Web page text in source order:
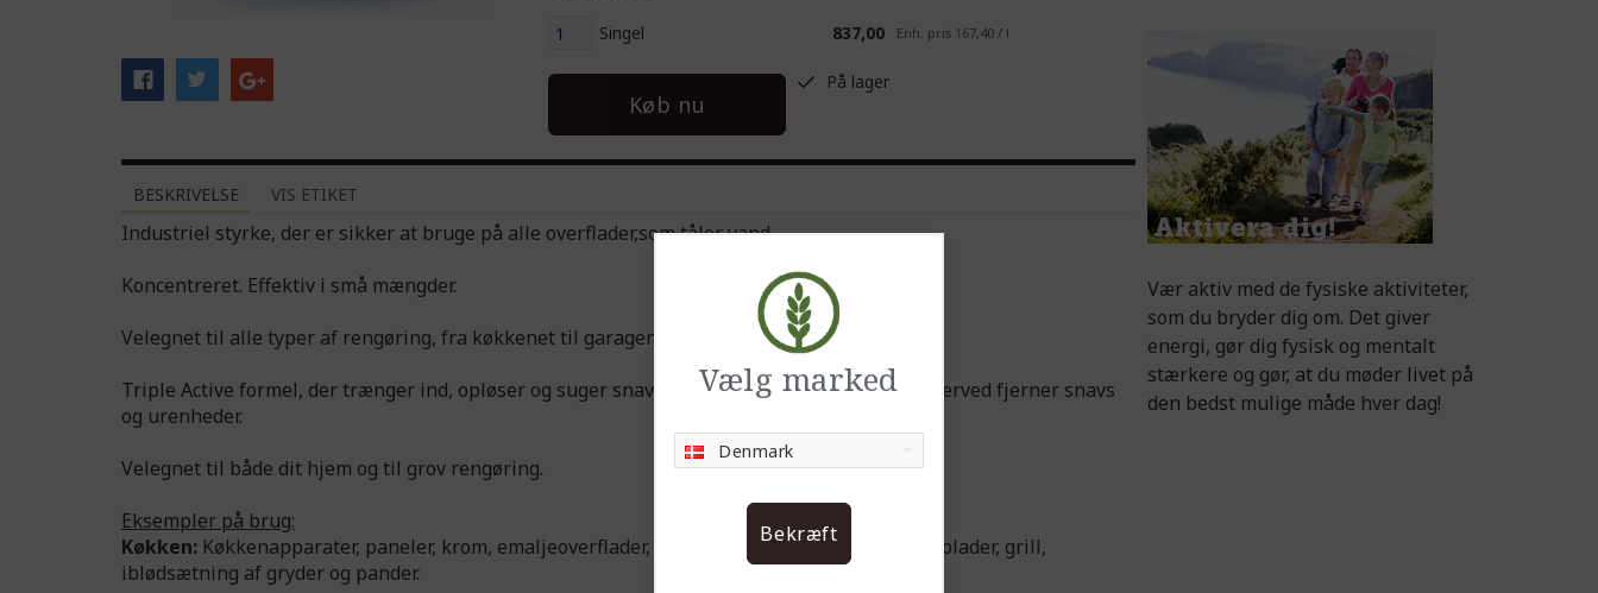
Vælg marked
Denmark
Bekræft
Singel 837,00 Enh. pris 167,40 / l
Køb nu
På lager
BESKRIVELSE VIS ETIKET
Industriel styrke, der er sikker at bruge på alle overflader,som tåler vand.
Koncentreret. Effektiv i små mængder.
Velegnet til alle typer af rengøring, fra køkkenet til garagen.
Triple Active formel, der trænger ind, opløser og suger snavset op i rengøringsmidlet, som derved fjerner snavs
og urenheder.
Velegnet til både dit hjem og til grov rengøring.
Eksempler på brug:
Køkken: Køkkenapparater, paneler, krom, emaljeoverflader, bordplader, vindueskarme, kogeplader, grill,
iblødsætning af gryder og pander.
Vær aktiv med de fysiske aktiviteter,
som du bryder dig om. Det giver
energi, gør dig fysisk og mentalt
stærkere og gør, at du møder livet på
den bedst mulige måde hver dag!